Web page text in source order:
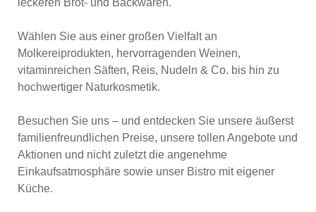
leckeren Brot- und Backwaren.
Wählen Sie aus einer großen Vielfalt an
Molkereiprodukten, hervorragenden Weinen,
vitaminreichen Säften, Reis, Nudeln & Co. bis hin zu
hochwertiger Naturkosmetik.
Besuchen Sie uns – und entdecken Sie unsere äußerst
familienfreundlichen Preise, unsere tollen Angebote und
Aktionen und nicht zuletzt die angenehme
Einkaufsatmosphäre sowie unser Bistro mit eigener
Küche.